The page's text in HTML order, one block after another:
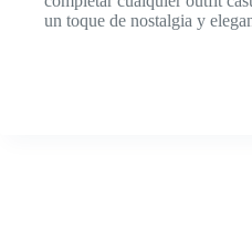
un toque de nostalgia y